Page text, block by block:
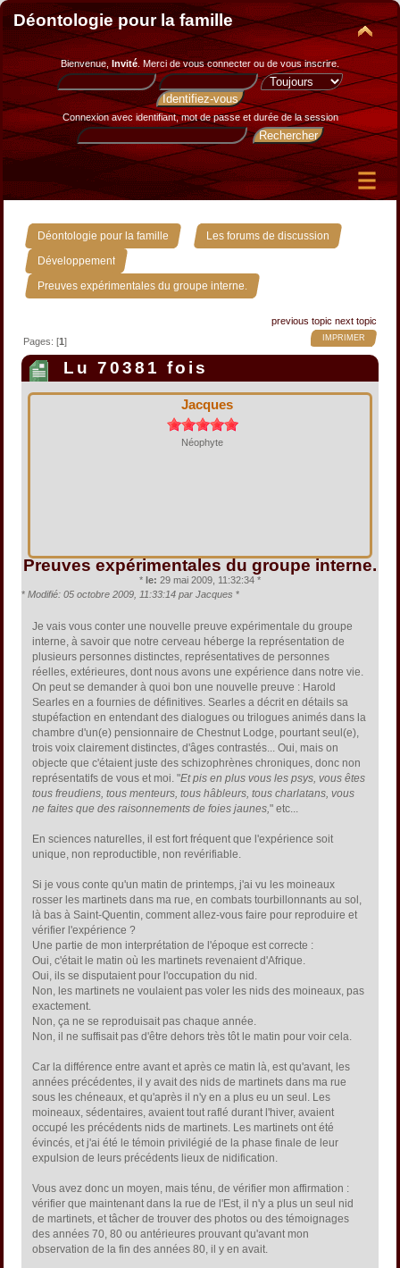
Déontologie pour la famille
Bienvenue, Invité. Merci devous connecter ou de vous inscrire.
Connexion avec identifiant, mot de passe et durée de la session
Déontologie pour la famille » Les forums de discussion »
Développement »
Preuves expérimentales du groupe interne.
previous topic next topic
IMPRIMER
Pages: [1]
Lu 70381 fois
Jacques
Néophyte
Preuves expérimentales du groupe interne.
* le: 29 mai 2009, 11:32:34 *
* Modifié: 05 octobre 2009, 11:33:14 par Jacques *
Je vais vous conter une nouvelle preuve expérimentale du groupe
interne, à savoir que notre cerveau héberge la représentation de
plusieurs personnes distinctes, représentatives de personnes
réelles, extérieures, dont nous avons une expérience dans notre vie.
On peut se demander à quoi bon une nouvelle preuve : Harold
Searles en a fournies de définitives. Searles a décrit en détails sa
stupéfaction en entendant des dialogues ou trilogues animés dans la
chambre d'un(e) pensionnaire de Chestnut Lodge, pourtant seul(e),
trois voix clairement distinctes, d'âges contrastés... Oui, mais on
objecte que c'étaient juste des schizophrènes chroniques, donc non
représentatifs de vous et moi. "Et pis en plus vous les psys, vous êtes
tous freudiens, tous menteurs, tous hâbleurs, tous charlatans, vous
ne faites que des raisonnements de foies jaunes," etc...
En sciences naturelles, il est fort fréquent que l'expérience soit
unique, non reproductible, non revérifiable.
Si je vous conte qu'un matin de printemps, j'ai vu les moineaux
rosser les martinets dans ma rue, en combats tourbillonnants au sol,
là bas à Saint-Quentin, comment allez-vous faire pour reproduire et
vérifier l'expérience ?
Une partie de mon interprétation de l'époque est correcte :
Oui, c'était le matin où les martinets revenaient d'Afrique.
Oui, ils se disputaient pour l'occupation du nid.
Non, les martinets ne voulaient pas voler les nids des moineaux, pas
exactement.
Non, ça ne se reproduisait pas chaque année.
Non, il ne suffisait pas d'être dehors très tôt le matin pour voir cela.
Car la différence entre avant et après ce matin là, est qu'avant, les
années précédentes, il y avait des nids de martinets dans ma rue
sous les chéneaux, et qu'après il n'y en a plus eu un seul. Les
moineaux, sédentaires, avaient tout raflé durant l'hiver, avaient
occupé les précédents nids de martinets. Les martinets ont été
évincés, et j'ai été le témoin privilégié de la phase finale de leur
expulsion de leurs précédents lieux de nidification.
Vous avez donc un moyen, mais ténu, de vérifier mon affirmation :
vérifier que maintenant dans la rue de l'Est, il n'y a plus un seul nid
de martinets, et tâcher de trouver des photos ou des témoignages
des années 70, 80 ou antérieures prouvant qu'avant mon
observation de la fin des années 80, il y en avait.